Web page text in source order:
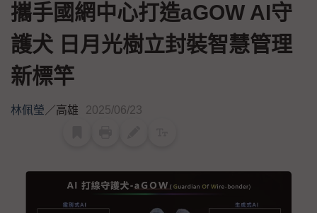
攜手國網中心打造aGOW AI守
護犬 日月光樹立封裝智慧管理
新標竿
林佩瑩／高雄 2025/06/23